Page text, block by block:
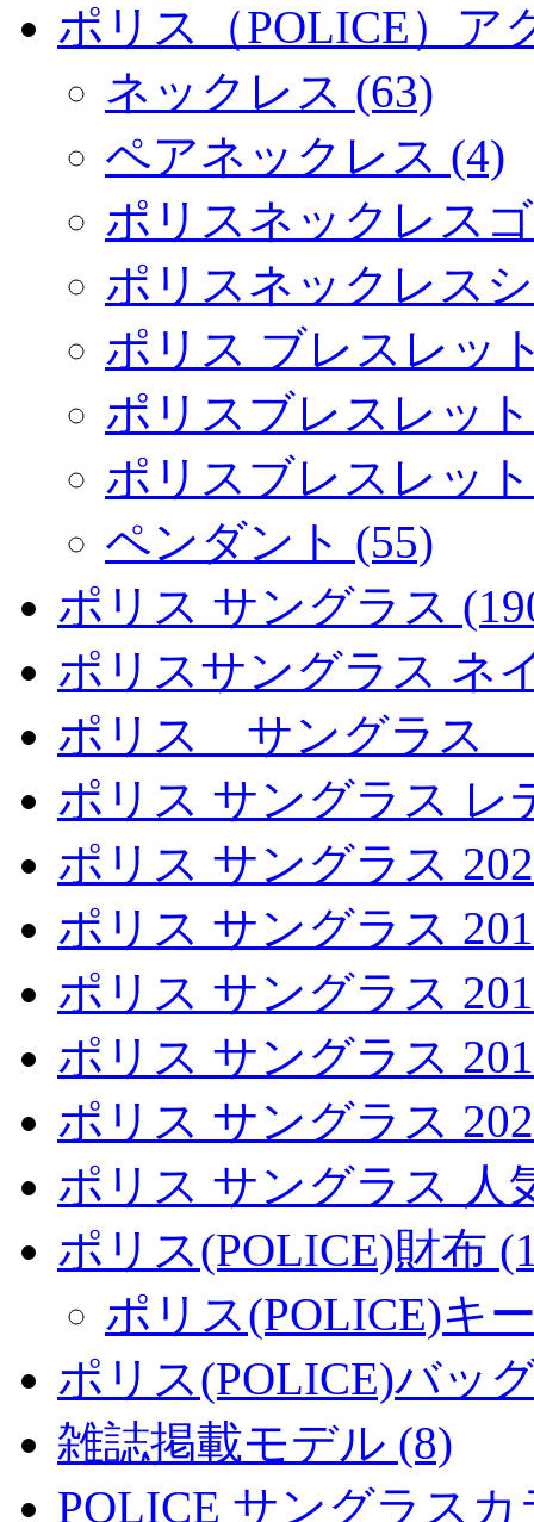
ポリス（POLICE）ア
ネックレス (63)
ペアネックレス (4)
ポリスネックレス
ポリスネックレス
ポリス ブレスレッ
ポリスブレスレッ
ポリスブレスレッ
ペンダント (55)
ポリス サングラス
ポリスサングラス ネ
ポリス サングラス
ポリス サングラス レ
ポリス サングラス
ポリス サングラス
ポリス サングラス
ポリス サングラス
ポリス サングラス
ポリス サングラス
ポリス(POLICE)財布
ポリス(POLICE)キ
ポリス(POLICE)バッ
雑誌掲載モデル (8)
POLICE サングラスカ